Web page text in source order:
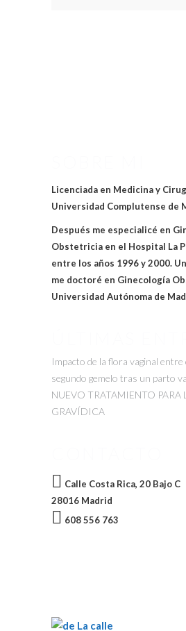
Licenciada en Medicina y
Universidad Complutense de
Después me especialicé en
Obstetricia en el Hospital La
entre los años 1996 y 2000.
me doctoré en Ginecología
Universidad Autónoma de
Impacto de la flora vaginal
segundo gemelo tras un parto
NUEVO TRATAMIENTO PARA
GRAVÍDICA
Calle Costa Rica, 20 Bajo C
28016 Madrid
608 556 763